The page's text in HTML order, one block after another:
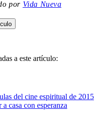
por Vida Nueva
a este artículo:
del cine espiritual de 2015
casa con esperanza